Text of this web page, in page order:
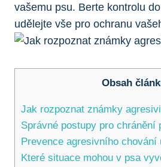
vašemu psu. Berte kontrolu
udělejte vše pro ochranu
Obsah
Jak rozpoznat známky
Správné postupy pro chránění
Prevence agresivního chování
Které situace mohou v psa